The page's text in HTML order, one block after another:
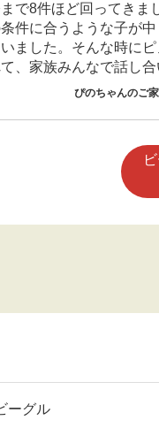
で8件ほど回ってきま
件に合うような子が
ました。そんな時に
、家族みんなで話し
入れる決断をしました。
ぴのちゃんのご
ーグル